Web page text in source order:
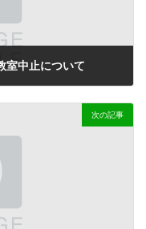
室中止について
次の記事